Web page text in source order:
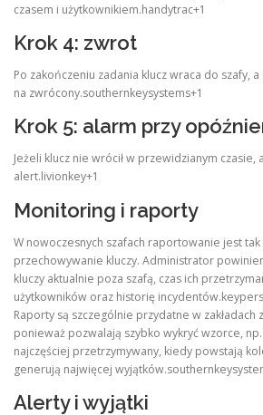
czasem i użytkownikiem.handytrac+1
Krok 4: zwrot
Po zakończeniu zadania klucz wraca do szafy,
na zwrócony.southernkeysystems+1
Krok 5: alarm przy
Jeżeli klucz nie wrócił w przewidzianym
alert.livionkey+1
Monitoring i raporty
W nowoczesnych szafach raportowanie jest
przechowywanie kluczy. Administrator
kluczy aktualnie poza szafą, czas ich
użytkowników oraz historię
Raporty są szczególnie przydatne w zakładach
ponieważ pozwalają szybko wykryć wzorce,
najczęściej przetrzymywany, kiedy powstają
generują najwięcej
Alerty i wyjątki